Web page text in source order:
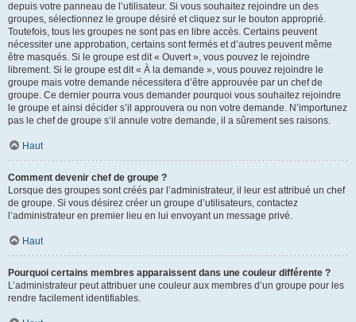
depuis votre panneau de l’utilisateur. Si vous souhaitez rejoindre un des
groupes, sélectionnez le groupe désiré et cliquez sur le bouton approprié.
Toutefois, tous les groupes ne sont pas en libre accès. Certains peuvent
nécessiter une approbation, certains sont fermés et d’autres peuvent même
être masqués. Si le groupe est dit « Ouvert », vous pouvez le rejoindre
librement. Si le groupe est dit « À la demande », vous pouvez rejoindre le
groupe mais votre demande nécessitera d’être approuvée par un chef de
groupe. Ce dernier pourra vous demander pourquoi vous souhaitez rejoindre
le groupe et ainsi décider s’il approuvera ou non votre demande. N’importunez
pas le chef de groupe s’il annule votre demande, il a sûrement ses raisons.
Haut
Comment devenir chef de groupe ?
Lorsque des groupes sont créés par l’administrateur, il leur est attribué un chef
de groupe. Si vous désirez créer un groupe d’utilisateurs, contactez
l’administrateur en premier lieu en lui envoyant un message privé.
Haut
Pourquoi certains membres apparaissent dans une couleur différente ?
L’administrateur peut attribuer une couleur aux membres d’un groupe pour les
rendre facilement identifiables.